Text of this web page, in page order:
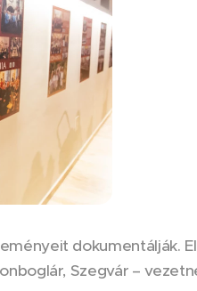
dokumentálják.
Szegvár –